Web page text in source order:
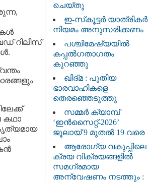
റിലീസ്
കഥാ
ചെയ്തു
ഇ-സ്‌കൂട്ടർ യാത്രികർ
നിയമം അനുസരിക്കണം
പശ്ചിമേഷ്യയിൽ
കപ്പൽഗതാഗതം
കുറഞ്ഞു
ഖിദ്മ : പുതിയ
ഭാരവാഹികളെ
തെരഞ്ഞെടുത്തു
സമ്മർ ക്യാമ്പ്
‘ഇൻസൈറ്റ്-2026’
ജൂലായ് 9 മുതൽ 19 വരെ
ആരോഗ്യ വകുപ്പിലെ
ക്രയ വിക്രയങ്ങളിൽ
സമഗ്രമായ
അന്വേഷണം നടത്തും :